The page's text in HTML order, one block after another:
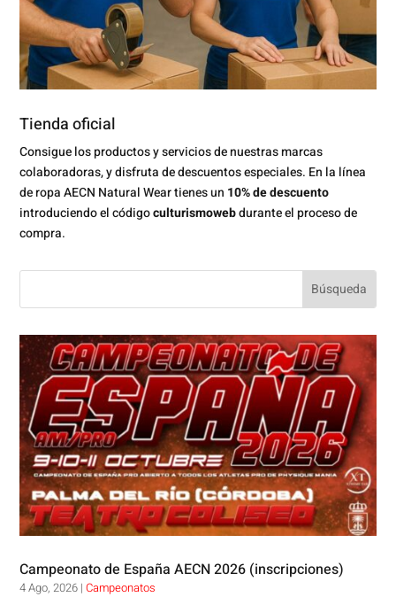
Tienda oficial
Consigue los productos y servicios de nuestras marcas
colaboradoras, y disfruta de descuentos especiales. En la línea
de ropa AECN Natural Wear tienes un 10% de descuento
introduciendo el códigoculturismowebdurante el proceso de
compra.
Campeonato de España AECN 2026 (inscripciones)
4 Ago, 2026 |Campeonatos